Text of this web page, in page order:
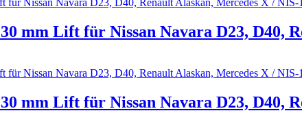
mm Lift für Nissan Navara D23, D40,
mm Lift für Nissan Navara D23, D40,